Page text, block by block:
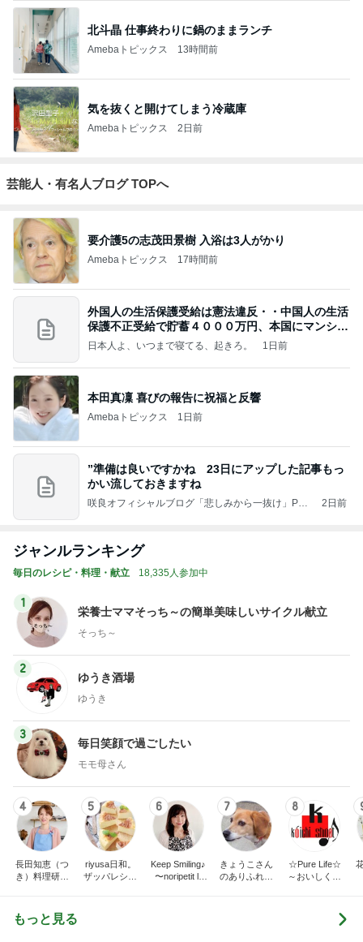
北斗晶 仕事終わりに鍋のままランチ
Amebaトピックス 13時間前
気を抜くと開けてしまう冷蔵庫
Amebaトピックス 2日前
芸能人・有名人ブログ TOPへ
要介護5の志茂田景樹 入浴は3人がかり
Amebaトピックス 17時間前
外国人の生活保護受給は憲法違反・・中国人の生活
保護不正受給で貯蓄４０００万円、本国にマンショ
ンを
日本人よ、いつまで寝てる、起きろ。 1日前
本田真凜 喜びの報告に祝福と反響
Amebaトピックス 1日前
”準備は良いですかね 23日にアップした記事もっ
かい流しておきますね
咲良オフィシャルブログ「悲しみから一抜け」Pow
2日前
ジャンルランキング
毎日のレシピ・料理・献立 18,335人参加中
1
栄養士ママそっち～の簡単美味しいサイクル献立
そっち～
2
ゆうき酒場
ゆうき
3
毎日笑顔で過ごしたい
モモ母さん
4
長田知恵（つ
き）料理研究
キッチンアイ
テム」
5
riyusa日和。
ザッパレシピ
6
Keep Smiling♪
〜noripetit lif
7
きょうこさん
のありふれた
8
☆Pure Life☆
～おいしく、
もっと見る